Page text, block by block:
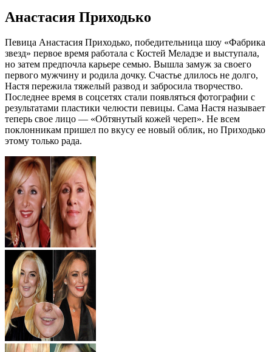
Анастасия Приходько
Певица Анастасия Приходько, победительница шоу «Фабрика
звезд» первое время работала с Костей Меладзе и выступала,
но затем предпочла карьере семью. Вышла замуж за своего
первого мужчину и родила дочку. Счастье длилось не долго,
Настя пережила тяжелый развод и забросила творчество.
Последнее время в соцсетях стали появляться фотографии с
результатами пластики челюсти певицы. Сама Настя называет
теперь свое лицо — «Обтянутый кожей череп». Не всем
поклонникам пришел по вкусу ее новый облик, но Приходько
этому только рада.